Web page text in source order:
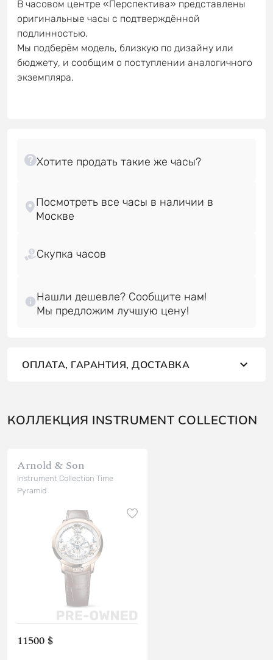
В часовом центре «Перспектива» представлены
оригинальные часы с подтверждённой
подлинностью.
Мы подберём модель, близкую по дизайну или
бюджету, и сообщим о поступлении аналогичного
экземпляра.
Посмотреть все часы в наличии в
Скупка часов
Нашли дешевле? Сообщите нам!
ОПЛАТА, ГАРАНТИЯ, ДОСТАВКА
КОЛЛЕКЦИЯ INSTRUMENT COLLECTION
Arnold & Son
Instrument Collection Time
Pyramid
11500 $